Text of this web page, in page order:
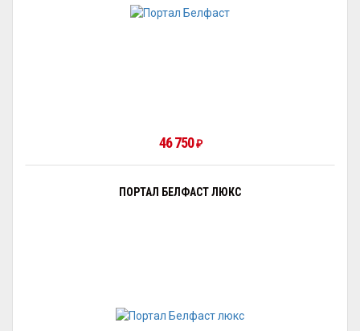
46 750₽
ПОРТАЛ БЕЛФАСТ ЛЮКС